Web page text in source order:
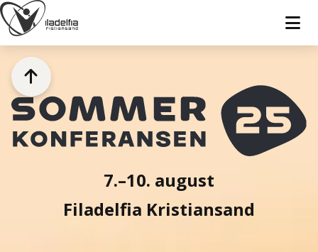


7.–10. august
Filadelfia Kristiansand